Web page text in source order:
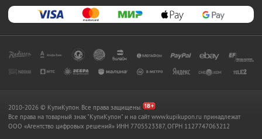
2010-2026 © КупиКупон. Все права защищены.
Все права на товарный знак "КупиКупон" и на сайт www.kupikupon.ru принадлежат
OOO «Агентство цифровых решений» ИНН 7705523387, ОГРН 1127747063212